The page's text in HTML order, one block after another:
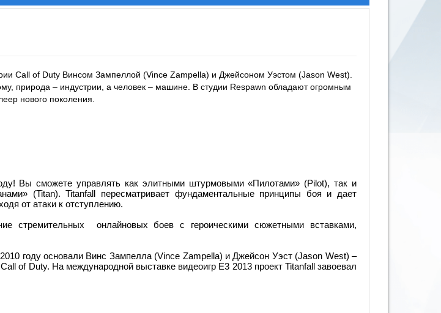
Call of Duty Винсом Зампеллой (Vince Zampella) и Джейсоном Уэстом (Jason West).
природа – индустрии, а человек – машине. В студии Respawn обладают огромным
нового поколения.
Вы сможете управлять как элитными штурмовыми «Пилотами» (Pilot), так и
(Titan). Titanfall пересматривает фундаментальные принципы боя и дает
от атаки к отступлению.
стремительных онлайновых боев с героическими сюжетными вставками,
году основали Винс Зампелла (Vince Zampella) и Джейсон Уэст (Jason West) –
of Duty. На международной выставке видеоигр Е3 2013 проект Titanfall завоевал